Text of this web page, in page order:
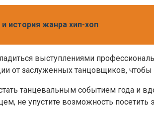
история жанра хип-хоп
выступлениями
от заслуженных танцовщиков, чтобы
танцевальным событием года и
не упустите возможность